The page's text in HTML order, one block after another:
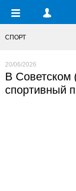
СПОРТ
20/06/2026
В Советском
спортивный